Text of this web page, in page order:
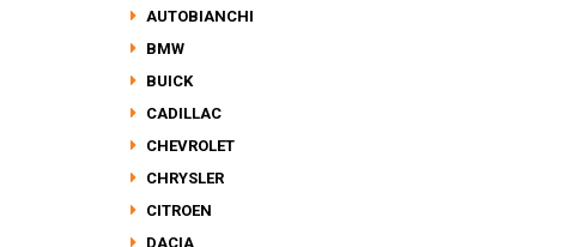
AUTOBIANCHI
BMW
BUICK
CADILLAC
CHEVROLET
CHRYSLER
CITROEN
DACIA